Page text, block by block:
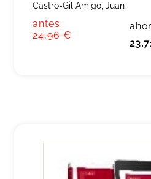
Castro-Gil Amigo, Juan
antes:
24,96 €